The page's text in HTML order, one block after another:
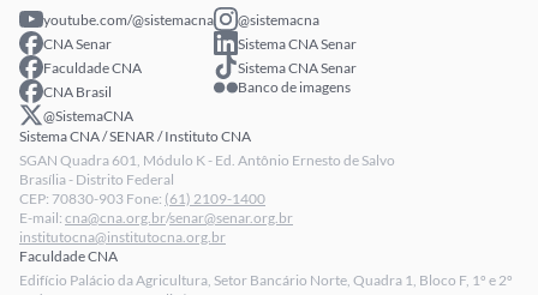
Política de Privacidade
LGPD - Lei Geral de Proteção de Dados
Relatórios de Transparência Salarial da CNA
youtube.com/@sistemacna
CNA Senar
Faculdade CNA
CNA Brasil
@SistemaCNA
@sistemacna
Sistema CNA Senar
Sistema CNA Senar
Banco de imagens
Sistema CNA / SENAR / Instituto CNA
SGAN Quadra 601, Módulo K - Ed. Antônio Ernesto de Salvo
Brasília - Distrito Federal
CEP: 70830-903 Fone: (61) 2109-1400
E-mail: cna@cna.org.br/senar@senar.org.br
institutocna@institutocna.org.br
Faculdade CNA
Edifício Palácio da Agricultura, Setor Bancário Norte, Quadra 1, Bloco F, 1º e 2º